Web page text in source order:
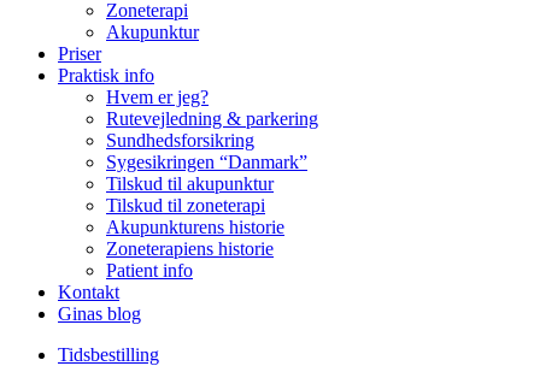
Zoneterapi
Akupunktur
Priser
Praktisk info
Hvem er jeg?
Rutevejledning & parkering
Sundhedsforsikring
Sygesikringen “Danmark”
Tilskud til akupunktur
Tilskud til zoneterapi
Akupunkturens historie
Zoneterapiens historie
Patient info
Kontakt
Ginas blog
Tidsbestilling